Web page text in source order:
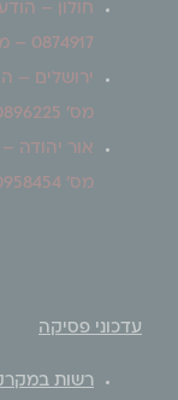
חולון –
0874917 – מתחם קוגל
ירושלים –
מס' 101-0896225 – מתחם לרנר
אור יהודה –
מס' 555-0958454 – פינוי בינוי מתחם המלבן
עדכוני פסיקה
רשות